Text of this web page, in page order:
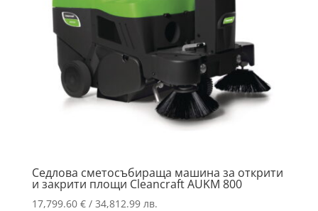
Седлова сметосъбираща машина за открити
и закрити площи Cleancraft AUKM 800
17,799.60 €/ 34,812.99 лв.